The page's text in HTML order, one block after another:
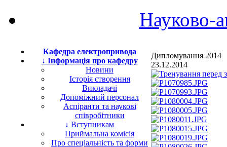
Науково-
Кафедра електропривода
↓ Інформація про кафедру
Новини
Історія створення
Викладачі
Допоміжний персонал
Аспіранти та наукові
співробітники
↓ Вступникам
Приймальна комісія
Про спеціальність та форми
Дипломування 2014
23.12.2014